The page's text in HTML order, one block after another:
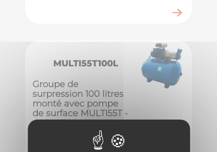
MULTI55T100L
Groupe de
surpression 100 litres
monté avec pompe
de surface MULTI55T -
400 V 1100 W